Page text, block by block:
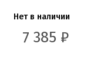
Нет в наличии
7 385 ₽